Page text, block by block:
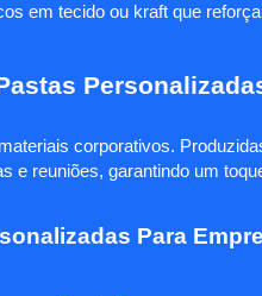
em tecido ou kraft que
corporativos.
e reuniões, garantindo um
Para